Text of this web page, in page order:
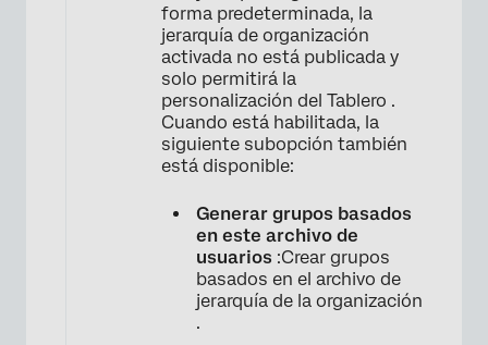
forma predeterminada, la
jerarquía de organización
activada no está publicada y
solo permitirá la
personalización del Tablero .
Cuando está habilitada, la
siguiente subopción también
está disponible:
Generar grupos basados ​​
en este archivo de
usuarios :Crear grupos
basados ​​en el archivo de
jerarquía de la organización
.